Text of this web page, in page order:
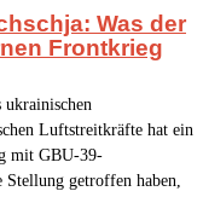
Was der
Frontkrieg
ukrainischen
Luftstreitkräfte hat ein
mit GBU-39-
getroffen haben,